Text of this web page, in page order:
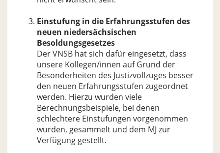
Einstufung in die Erfahrungsstufen des
neuen niedersächsischen
Besoldungsgesetzes
Der VNSB hat sich dafür eingesetzt, dass
unsere Kollegen/innen auf Grund der
Besonderheiten des Justizvollzuges besser
den neuen Erfahrungsstufen zugeordnet
werden. Hierzu wurden viele
Berechnungsbeispiele, bei denen
schlechtere Einstufungen vorgenommen
wurden, gesammelt und dem MJ zur
Verfügung gestellt.